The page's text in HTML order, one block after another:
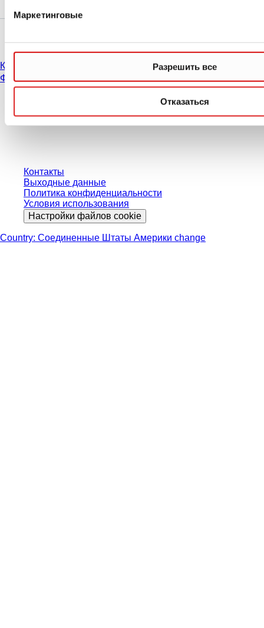
Маркетинговые
Разрешить все
Отказаться
Контакты
Филиалы и дистрибьюторы
* Указанные цены являются прейскурантными для неавторизованных
Цены указаны без учета установленного законом налога в вашей
Контакты
Выходные данные
Политика конфиденциальности
Условия использования
Настройки файлов cookie
Country: Соединенные Штаты Америки change